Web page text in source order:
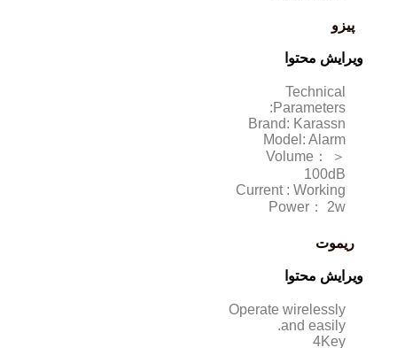
پیزو
ویرایش محتوا
Technical
Parameters:
Brand: Karassn
Model: Alarm
Volume： ＞
100dB
Current : Working
Power： 2w
ریموت
ویرایش محتوا
Operate wirelessly
and easily.
4Key